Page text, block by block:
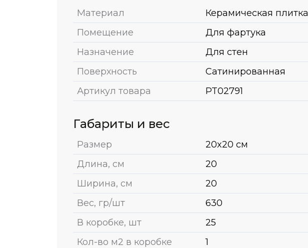
Материал
Керамическая плитка
Помещение
Для фартука
Назначение
Для стен
Поверхность
Сатинированная
Артикул товара
PT02791
Габариты и вес
Размер
20x20 см
Длина, см
20
Ширина, см
20
Вес, гр/шт
630
В коробке, шт
25
Кол-во м2 в коробке
1